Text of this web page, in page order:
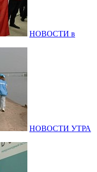
НОВОСТИ в
НОВОСТИ УТРА